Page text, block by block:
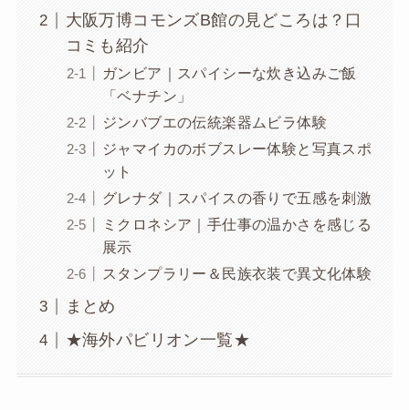
大阪万博コモンズB館の見どころは？口
コミも紹介
ガンビア｜スパイシーな炊き込みご飯
「ベナチン」
ジンバブエの伝統楽器ムビラ体験
ジャマイカのボブスレー体験と写真スポ
ット
グレナダ｜スパイスの香りで五感を刺激
ミクロネシア｜手仕事の温かさを感じる
展示
スタンプラリー＆民族衣装で異文化体験
まとめ
★海外パビリオン一覧★